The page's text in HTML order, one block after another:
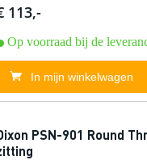
113,-
Op voorraad bij de
In mijn winkelwagen
PSN-901 Round